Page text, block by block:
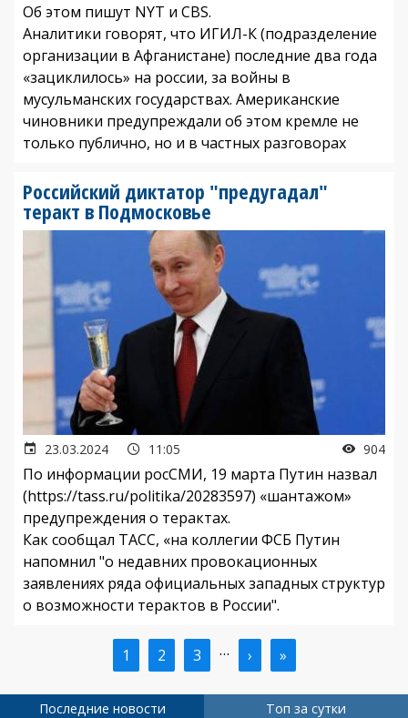
Об этом пишут NYT и CBS.
Аналитики говорят, что ИГИЛ-К (подразделение
организации в Афганистане) последние два года
«зациклилось» на россии, за войны в
мусульманских государствах. Американские
чиновники предупреждали об этом кремле не
только публично, но и в частных разговорах
Российский диктатор "предугадал"
теракт в Подмосковье
23.03.2024 11:05 904
По информации росСМИ, 19 марта Путин назвал
(https://tass.ru/politika/20283597) «шантажом»
предупреждения о терактах.
Как сообщал ТАСС, «на коллегии ФСБ Путин
напомнил "о недавних провокационных
заявлениях ряда официальных западных структур
о возможности терактов в России".
Текущая
страница
1 Страница
2 Страница
3 … Следующая
страница
› Последняя
страница
»
Последние новости Топ за сутки